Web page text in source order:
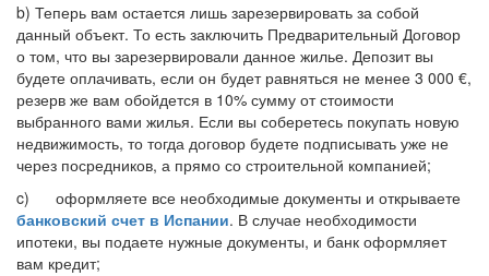
b) Теперь вам остается лишь зарезервировать за собой
данный объект. То есть заключить Предварительный Договор
о том, что вы зарезервировали данное жилье. Депозит вы
будете оплачивать, если он будет равняться не менее 3 000 €,
резерв же вам обойдется в 10% сумму от стоимости
выбранного вами жилья. Если вы соберетесь покупать новую
недвижимость, то тогда договор будете подписывать уже не
через посредников, а прямо со строительной компанией;
c) оформляете все необходимые документы и открываете
банковский счет в Испании. В случае необходимости
ипотеки, вы подаете нужные документы, и банк оформляет
вам кредит;